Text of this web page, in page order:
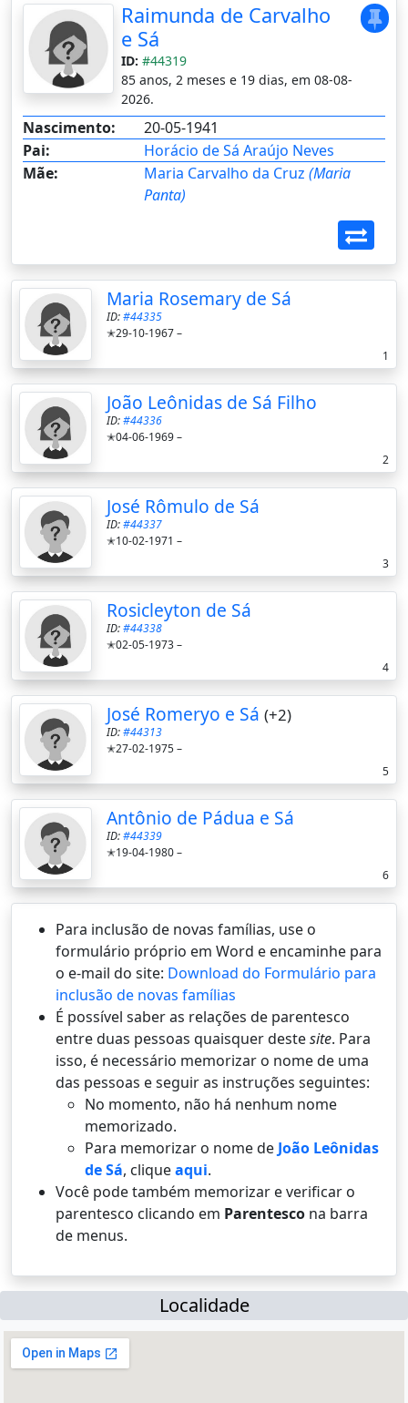
Raimunda de Carvalho
e Sá
ID: #44319
85 anos, 2 meses e 19 dias, em 08-08-
2026.
Nascimento:
20-05-1941
Pai:
Horácio de Sá Araújo Neves
Mãe:
Maria Carvalho da Cruz (Maria
Panta)
Maria Rosemary de Sá
ID:#44335
✭29-10-1967 –
1
João Leônidas de Sá Filho
ID:#44336
✭04-06-1969 –
2
José Rômulo de Sá
ID:#44337
✭10-02-1971 –
3
Rosicleyton de Sá
ID:#44338
✭02-05-1973 –
4
José Romeryo e Sá (+2)
ID:#44313
✭27-02-1975 –
5
Antônio de Pádua e Sá
ID:#44339
✭19-04-1980 –
6
Para inclusão de novas famílias, use o
formulário próprio em Word e encaminhe para
o e-mail do site: Download do Formulário para
inclusão de novas famílias
É possí­vel saber as relações de parentesco
entre duas pessoas quaisquer destesite. Para
isso, é necessário memorizar o nome de uma
das pessoas e seguir as instruções seguintes:
No momento, não há nenhum nome
memorizado.
Para memorizar o nome de João Leônidas
de Sá, cliqueaqui.
Você pode também memorizar e verificar o
parentesco clicando em Parentesco na barra
de menus.
Localidade